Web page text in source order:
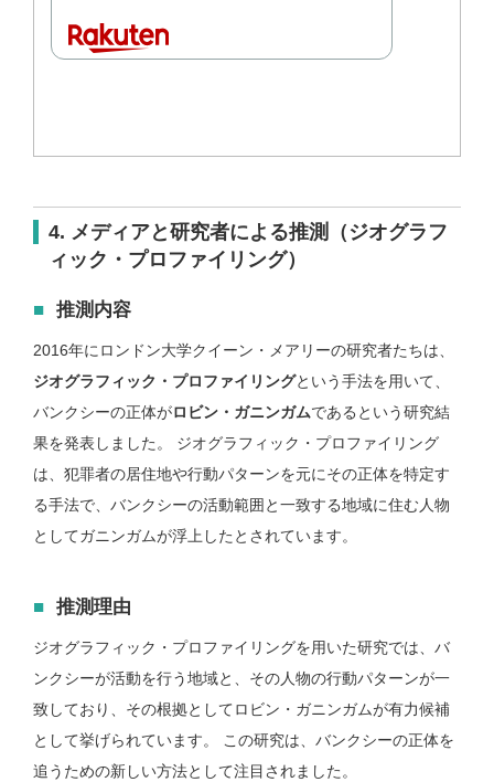
4. メディアと研究者による推測（ジオグラフ
ィック・プロファイリング）
推測内容
2016年にロンドン大学クイーン・メアリーの研究者たちは、
ジオグラフィック・プロファイリングという手法を用いて、
バンクシーの正体がロビン・ガニンガムであるという研究結
果を発表しました。 ジオグラフィック・プロファイリング
は、犯罪者の居住地や行動パターンを元にその正体を特定す
る手法で、バンクシーの活動範囲と一致する地域に住む人物
としてガニンガムが浮上したとされています。
推測理由
ジオグラフィック・プロファイリングを用いた研究では、バ
ンクシーが活動を行う地域と、その人物の行動パターンが一
致しており、その根拠としてロビン・ガニンガムが有力候補
として挙げられています。 この研究は、バンクシーの正体を
追うための新しい方法として注目されました。